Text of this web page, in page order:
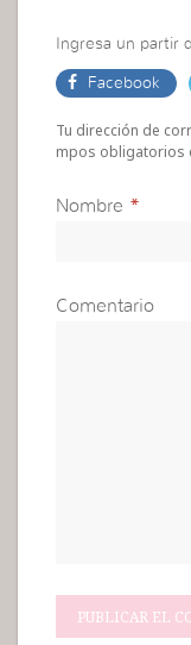
Ingresa un partir
Facebook
Tu dirección de
mpos obligatorios
Nombre *
Comentario